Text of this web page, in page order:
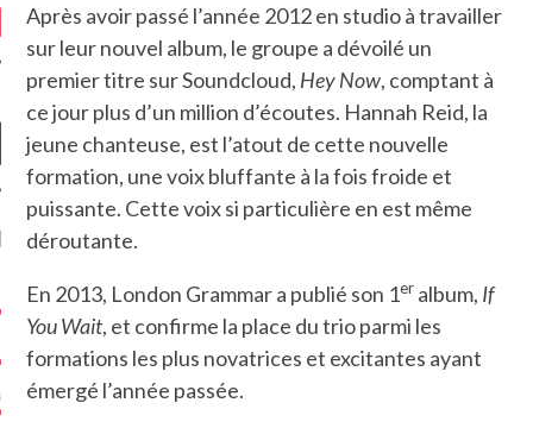
CRITIQUES
7.6
REV...
CLAN – A BE...
6.8
– HEL...
Après avoir passé l’année 2012 en studio à travailler
sur leur nouvel album, le groupe a dévoilé un
premier titre sur Soundcloud, Hey Now, comptant à
ce jour plus d’un million d’écoutes. Hannah Reid, la
jeune chanteuse, est l’atout de cette nouvelle
formation, une voix bluffante à la fois froide et
puissante. Cette voix si particulière en est même
déroutante.
En 2013, London Grammar a publié son 1er album, If
You Wait, et confirme la place du trio parmi les
formations les plus novatrices et excitantes ayant
émergé l’année passée.